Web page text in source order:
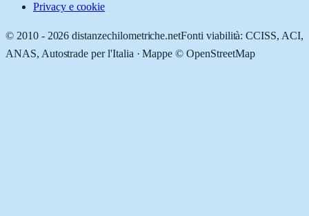
Privacy e cookie
© 2010 - 2026 distanzechilometriche.netFonti viabilità: CCISS, ACI,
ANAS, Autostrade per l'Italia · Mappe © OpenStreetMap